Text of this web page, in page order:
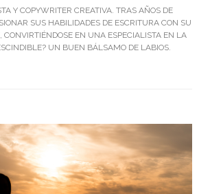
Y COPYWRITER CREATIVA. TRAS AÑOS DE
SUS HABILIDADES DE ESCRITURA CON SU
CONVIRTIÉNDOSE EN UNA ESPECIALISTA EN LA
UN BUEN BÁLSAMO DE LABIOS.